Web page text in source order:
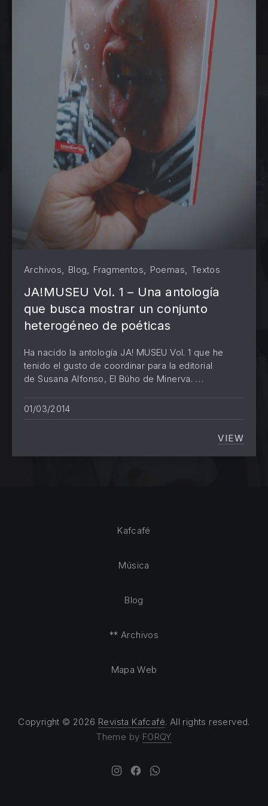
Archivos Blog Fragmentos Poemas Textos
JA!MUSEU Vol. 1 – Una antología
que busca mostrar un conjunto
heterogéneo de poéticas
Ha nacido la antología JA! MUSEU Vol. 1 que he
tenido el gusto de coordinar para la editorial
de Susana Alfonso, El Búho de Minerva. …
01/03/2014
VIEW
Copyright © 2026 Revista Kafcafé. All rights reserved.
Theme by FORQY
Kafcafé
Música
Blog
** Archivos
Mapa Web
New Window
New Window
New Window
PREVIOUS